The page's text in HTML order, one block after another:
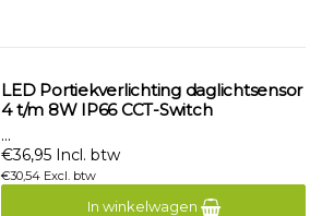
LED Portiekverlichting daglichtsensor
4 t/m 8W IP66 CCT-Switch
...
€36,95 Incl. btw
€30,54 Excl. btw
In winkelwagen